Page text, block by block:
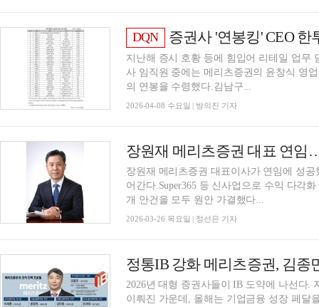
DQN 증권사 '연봉킹' CEO 한투 김남
지난해 증시 호황 등에 힘입어 리테일 업무
사 임직원 중에는 메리츠증권의 윤창식 영
의 연봉을 수령했다.김남구...
2026-04-08 수요일 | 방의진 기자
장원재 메리츠증권 대표 연임
장원재 메리츠증권 대표이사가 연임에 성
어간다.Super365 등 신사업으로 수익 다각
개 안건을 모두 원안 가결했다...
2026-03-26 목요일 | 정선은 기자
2026년 대형 증권사들이 IB 도약에 나선다.
이뤄진 가운데, 올해는 기업금융 성장 페달